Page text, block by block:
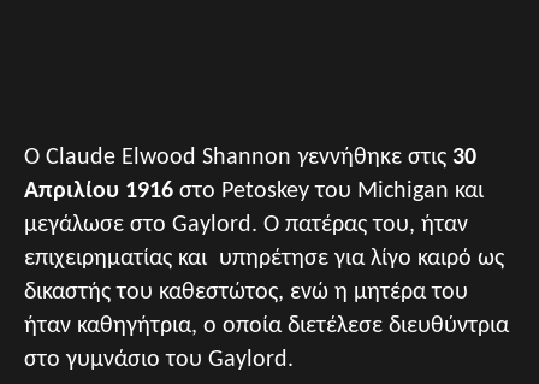
Ο Claude Elwood Shannon γεννήθηκε στις 30
Απριλίου 1916 στο Petoskey του Michigan και
μεγάλωσε στο Gaylord. Ο πατέρας του, ήταν
επιχειρηματίας και υπηρέτησε για λίγο καιρό ως
δικαστής του καθεστώτος, ενώ η μητέρα του
ήταν καθηγήτρια, ο οποία διετέλεσε διευθύντρια
στο γυμνάσιο του Gaylord.